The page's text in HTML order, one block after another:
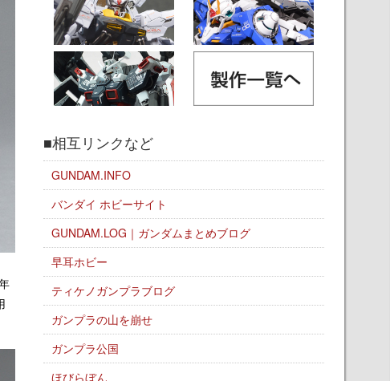
■相互リンクなど
GUNDAM.INFO
バンダイ ホビーサイト
GUNDAM.LOG｜ガンダムまとめブログ
早耳ホビー
ティケノガンプラブログ
ガンプラの山を崩せ
ガンプラ公国
ほびらぼん